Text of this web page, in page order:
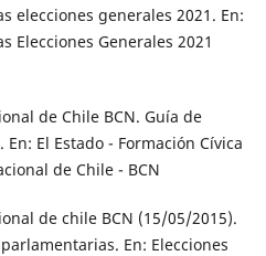
elecciones generales 2021. En:
Elecciones Generales 2021
de Chile BCN. Guía de
El Estado - Formación Cívica
de Chile - BCN
de chile BCN (15/05/2015).
En: Elecciones